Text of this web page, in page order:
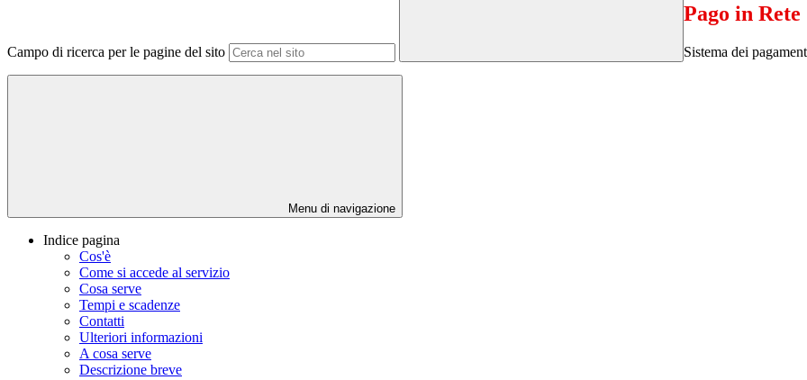
Campo di ricerca per le pagine del sito
Pago in Rete
Sistema dei
Menu di navigazione
Indice pagina
Cos'è
Come si accede al servizio
Cosa serve
Tempi e scadenze
Contatti
Ulteriori informazioni
A cosa serve
Descrizione breve